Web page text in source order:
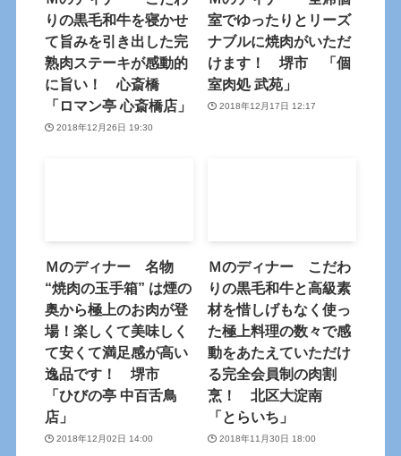
りの黒毛和牛を寝かせ
て旨みを引き出した完
熟肉ステーキが感動的
に旨い！ 心斎橋
「ロマン亭 心斎橋店」
2018年12月26日 19:30
室でゆったりとリーズ
ナブルに焼肉がいただ
けます！ 堺市 「個
室肉処 武苑」
2018年12月17日 12:17
Ｍのディナー 名物
“焼肉の玉手箱” は煙の
奥から極上のお肉が登
場！楽しくて美味しく
て安くて満足感が高い
逸品です！ 堺市
「ひびの亭 中百舌鳥
店」
2018年12月02日 14:00
Ｍのディナー こだわ
りの黒毛和牛と高級素
材を惜しげもなく使っ
た極上料理の数々で感
動をあたえていただけ
る完全会員制の肉割
烹！ 北区大淀南
「とらいち」
2018年11月30日 18:00